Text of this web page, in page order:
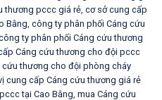
thương pccc giá rẻ cơ sở cung cấp
Bằng công ty phân phối Cáng cứu
ty phân phối Cáng cứu thương
Cáng cứu thương cho đội pccc
cứu thương cho đội phòng cháy
cung cấp Cáng cứu thương giá rẻ
tại Cao Bằng mua Cáng cứu